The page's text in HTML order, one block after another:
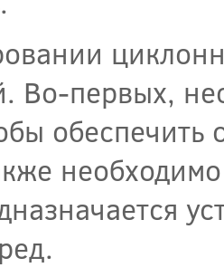
Во-первых,
обеспечить